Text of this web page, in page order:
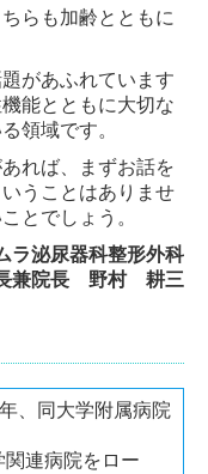
らも加齢とともに
があふれています
能とともに大切な
領域です。
れば、まずお話を
うことはありませ
とでしょう。
ラ泌尿器科整形外科
兼院長 野村 耕三
、同大学附属病院
関連病院をロー